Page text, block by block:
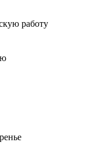
работу